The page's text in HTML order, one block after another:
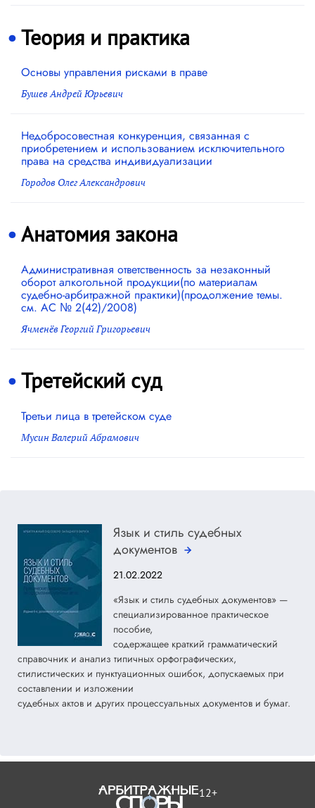
Теория и практика
Основы управления рисками в праве
Бушев Андрей Юрьевич
Недобросовестная конкуренция, связанная с
приобретением и использованием исключительного
права на средства индивидуализации
Городов Олег Александрович
Анатомия закона
Административная ответственность за незаконный
оборот алкогольной продукции(по материалам
судебно-арбитражной практики)(продолжение темы.
см. АС № 2(42)/2008)
Ячменёв Георгий Григорьевич
Третейский суд
Третьи лица в третейском суде
Мусин Валерий Абрамович
Язык и стиль судебных
документов
21.02.2022
«Язык и стиль судебных документов» —
специализированное практическое
пособие,
содержащее краткий грамматический
справочник и анализ типичных орфографических,
стилистических и пунктуационных ошибок, допускаемых при
составлении и изложении
судебных актов и других процессуальных документов и бумаг.
12+